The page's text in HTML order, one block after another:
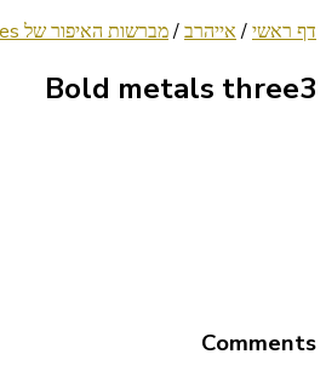
דף ראשי/ אייהרב/מברשות האיפור של Real Techniques מסדרת Bold Metals
Bold metals three3
Comments